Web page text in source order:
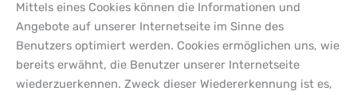
Mittels eines Cookies können die Informationen und
Angebote auf unserer Internetseite im Sinne des
Benutzers optimiert werden. Cookies ermöglichen uns, wie
bereits erwähnt, die Benutzer unserer Internetseite
wiederzuerkennen. Zweck dieser Wiedererkennung ist es,